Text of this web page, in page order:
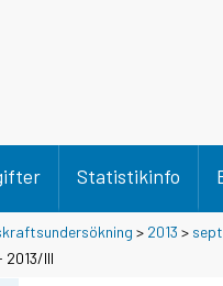
Statistikinfo
> 2013 >
2013/III